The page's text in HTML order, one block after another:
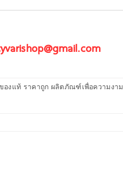
องแท้ ราคาถูก ผลิตภัณฑ์เพื่อความงาม